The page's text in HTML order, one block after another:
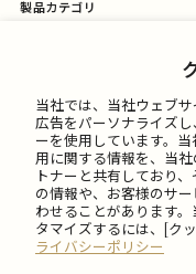
当社では、当社ウェブ
広告をパーソナライズ
ーを使用しています。
用に関する情報を、当
トナーと共有しており
の情報や、お客様のサ
わせることがあります
タマイズするには、[ク
ライバシーポリシー
製品カテゴリ
FAQ
ご利用について
会社情報